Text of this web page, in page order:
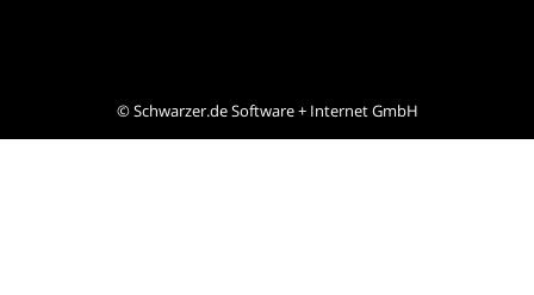
©Schwarzer.de Software + Internet GmbH